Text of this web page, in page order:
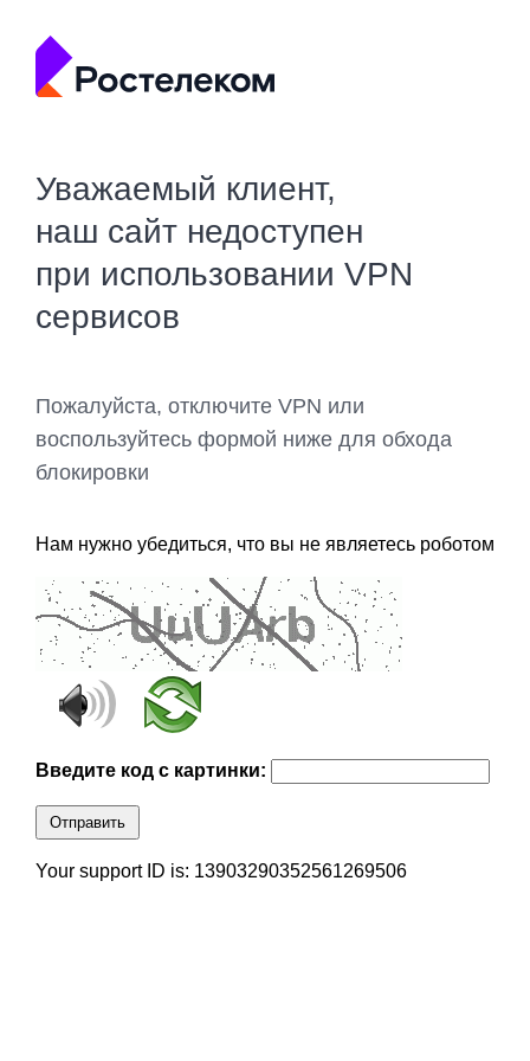
Уважаемый клиент,
наш сайт недоступен
при использовании VPN
сервисов
Пожалуйста, отключите VPN или
воспользуйтесь формой ниже для обхода
блокировки
Нам нужно убедиться, что вы не являетесь роботом
Введите код с картинки:
Отправить
Your support ID is: 13903290352561269506